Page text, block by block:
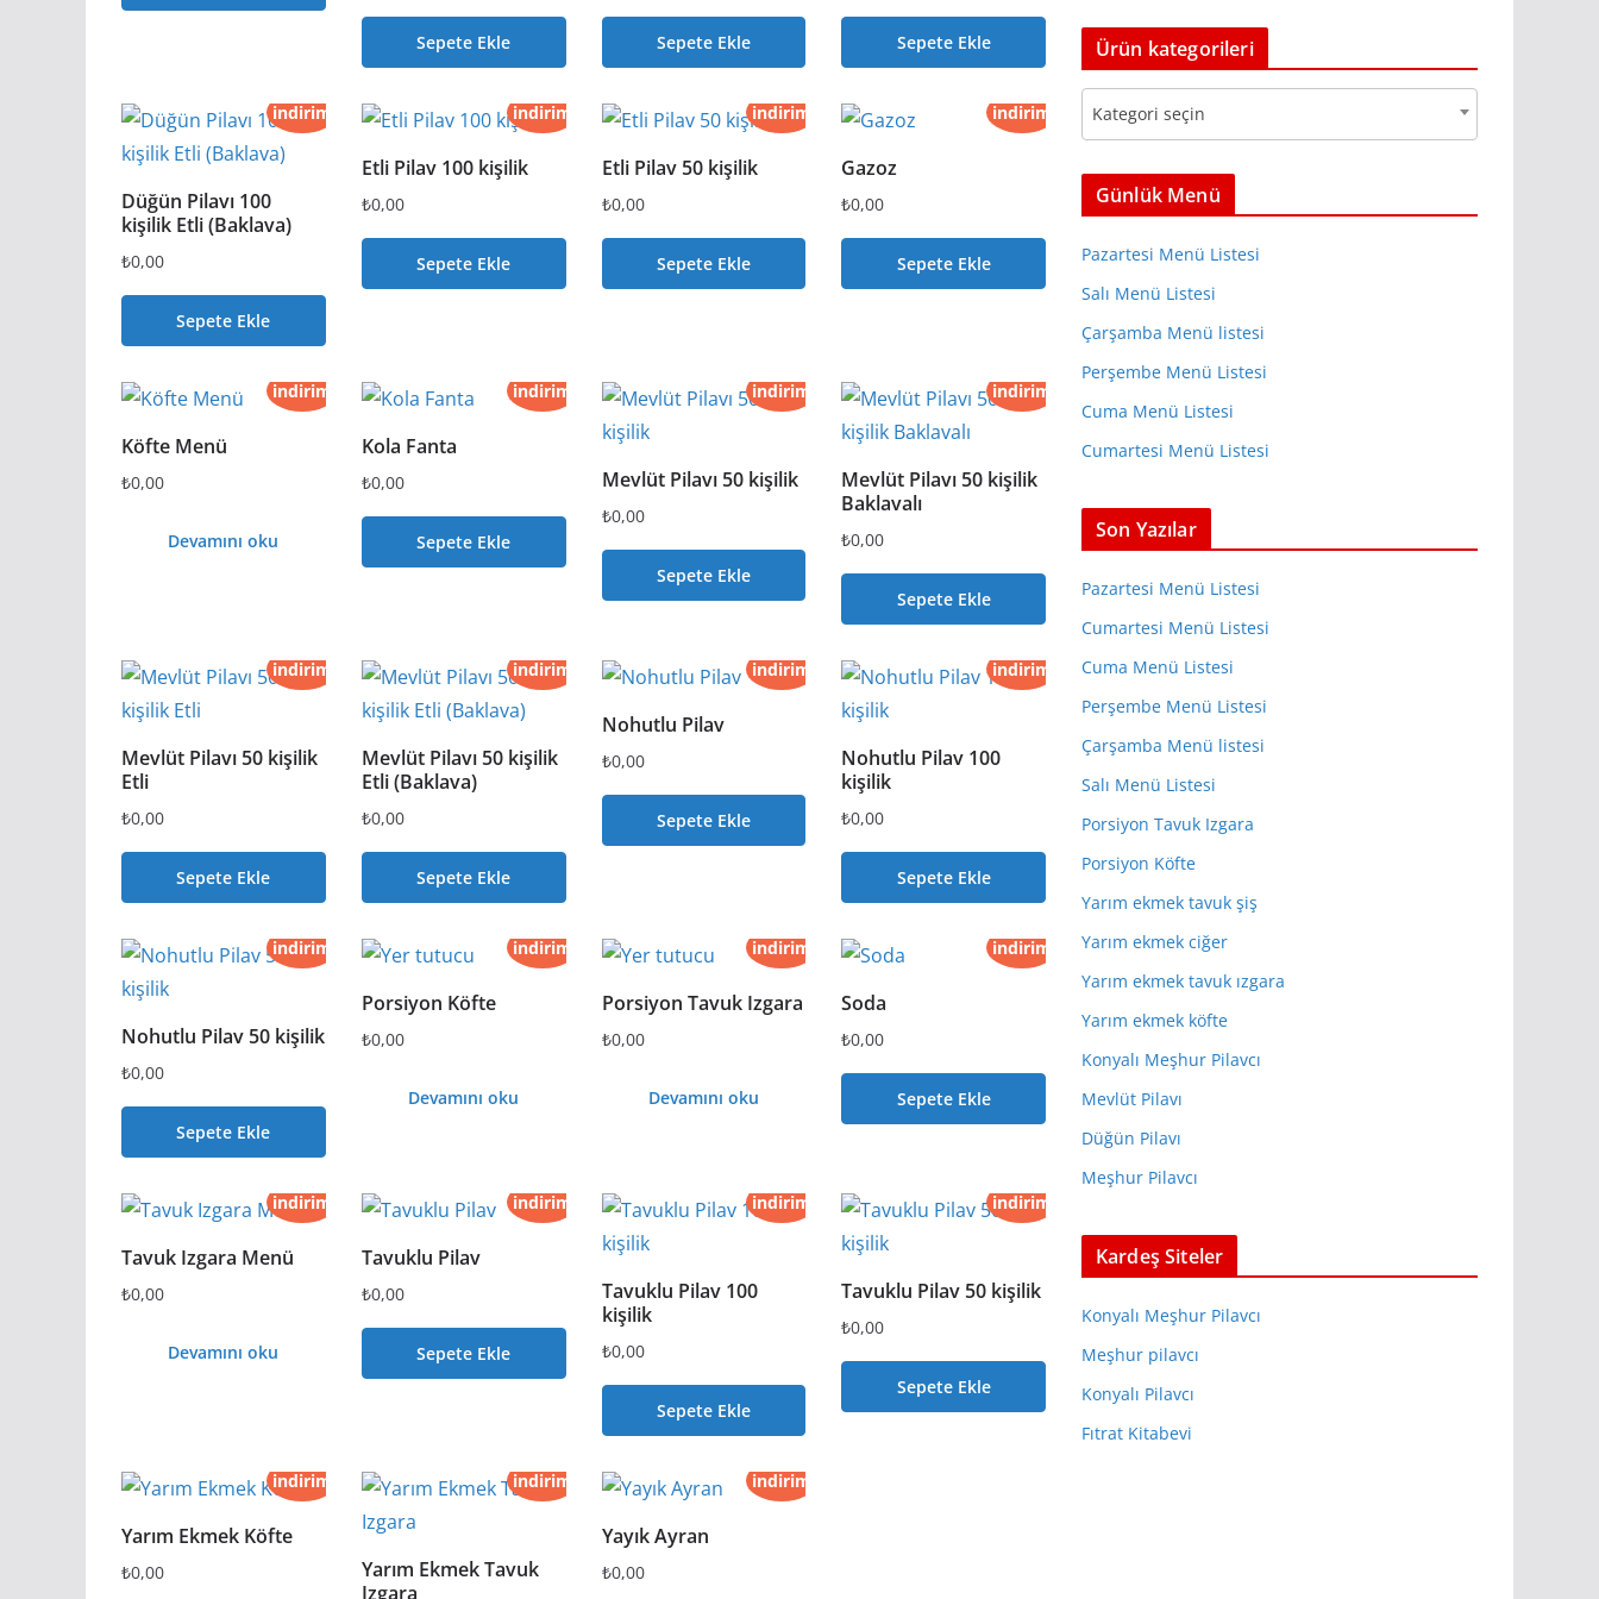
Sepete Ekle Sepete Ekle Sepete Ekle
indirim
Düğün Pilavı 100
kişilik Etli (Baklava)
₺0,00
Sepete Ekle
indirim
Etli Pilav 100 kişilik
₺0,00
Sepete Ekle
indirim
Etli Pilav 50 kişilik
₺0,00
Sepete Ekle
indirim
Gazoz
₺0,00
Sepete Ekle
indirim
Köfte Menü
₺0,00
Devamını oku
indirim
Kola Fanta
₺0,00
Sepete Ekle
indirim
Mevlüt Pilavı 50 kişilik
₺0,00
Sepete Ekle
indirim
Mevlüt Pilavı 50 kişilik
Baklavalı
₺0,00
Sepete Ekle
indirim
Mevlüt Pilavı 50 kişilik
Etli
₺0,00
Sepete Ekle
indirim
Mevlüt Pilavı 50 kişilik
Etli (Baklava)
₺0,00
Sepete Ekle
indirim
Nohutlu Pilav
₺0,00
Sepete Ekle
indirim
Nohutlu Pilav 100
kişilik
₺0,00
Sepete Ekle
indirim
Nohutlu Pilav 50 kişilik
₺0,00
Sepete Ekle
indirim
Porsiyon Köfte
₺0,00
Devamını oku
indirim
Porsiyon Tavuk Izgara
₺0,00
Devamını oku
indirim
Soda
₺0,00
Sepete Ekle
indirim
Tavuk Izgara Menü
₺0,00
Devamını oku
indirim
Tavuklu Pilav
₺0,00
Sepete Ekle
indirim
Tavuklu Pilav 100
kişilik
₺0,00
Sepete Ekle
indirim
Tavuklu Pilav 50 kişilik
₺0,00
Sepete Ekle
indirim
Yarım Ekmek Köfte
₺0,00
indirim
Yarım Ekmek Tavuk
Izgara
indirim
Yayık Ayran
₺0,00
a
c
t
g
r
i
r
Ürün kategorileri
Kategori seçin
Günlük Menü
Pazartesi Menü Listesi
Salı Menü Listesi
Çarşamba Menü listesi
Perşembe Menü Listesi
Cuma Menü Listesi
Cumartesi Menü Listesi
Son Yazılar
Pazartesi Menü Listesi
Cumartesi Menü Listesi
Cuma Menü Listesi
Perşembe Menü Listesi
Çarşamba Menü listesi
Salı Menü Listesi
Porsiyon Tavuk Izgara
Porsiyon Köfte
Yarım ekmek tavuk şiş
Yarım ekmek ciğer
Yarım ekmek tavuk ızgara
Yarım ekmek köfte
Konyalı Meşhur Pilavcı
Mevlüt Pilavı
Düğün Pilavı
Meşhur Pilavcı
Kardeş Siteler
Konyalı Meşhur Pilavcı
Meşhur pilavcı
Konyalı Pilavcı
Fıtrat Kitabevi